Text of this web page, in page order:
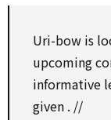
Uri-bow is
upcoming
informative
given . //